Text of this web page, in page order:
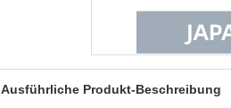
Ausführliche Produkt-Beschreibung